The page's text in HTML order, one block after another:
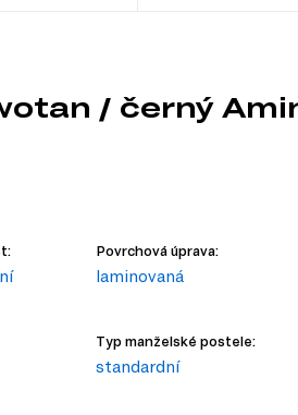
/ černý
Povrchová úprava:
laminovaná
Typ manželské postele:
standardní